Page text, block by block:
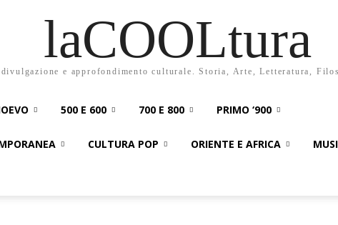
laCOOLtura
e approfondimento culturale. Storia, Arte, Letteratura,
500 E 600 700 E 800 PRIMO ‘900
CULTURA POP ORIENTE E AFRICA